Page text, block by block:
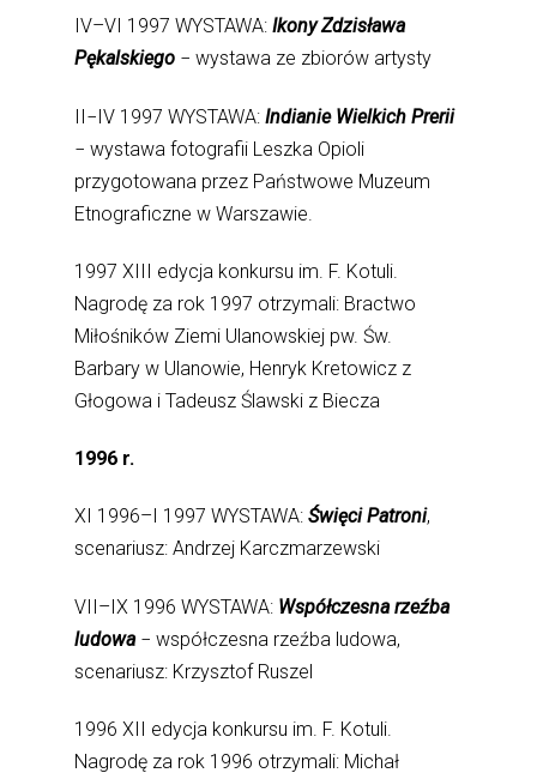
IV–VI 1997 WYSTAWA: Ikony Zdzisława
Pękalskiego − wystawa ze zbiorów artysty
II−IV 1997 WYSTAWA:Indianie Wielkich Prerii
− wystawa fotografii Leszka Opioli
przygotowana przez Państwowe Muzeum
Etnograficzne w Warszawie.
1997 XIII edycja konkursu im. F. Kotuli.
Nagrodę za rok 1997 otrzymali: Bractwo
Miłośników Ziemi Ulanowskiej pw. Św.
Barbary w Ulanowie, Henryk Kretowicz z
Głogowa i Tadeusz Ślawski z Biecza
1996 r.
XI 1996–I 1997 WYSTAWA:Święci Patroni,
scenariusz: Andrzej Karczmarzewski
VII–IX 1996 WYSTAWA: Współczesna rzeźba
ludowa− współczesna rzeźba ludowa,
scenariusz: Krzysztof Ruszel
1996 XII edycja konkursu im. F. Kotuli.
Nagrodę za rok 1996 otrzymali: Michał